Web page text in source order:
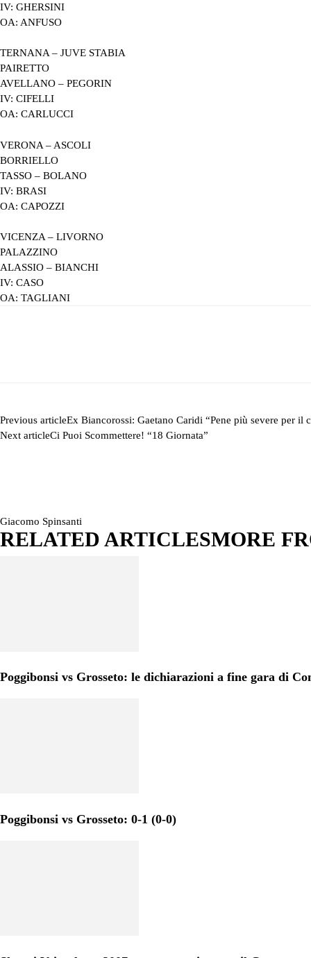
IV: GHERSINI
OA: ANFUSO
TERNANA – JUVE STABIA
PAIRETTO
AVELLANO – PEGORIN
IV: CIFELLI
OA: CARLUCCI
VERONA – ASCOLI
BORRIELLO
TASSO – BOLANO
IV: BRASI
OA: CAPOZZI
VICENZA – LIVORNO
PALAZZINO
ALASSIO – BIANCHI
IV: CASO
OA: TAGLIANI
Previous articleEx Biancorossi: Gaetano Caridi “Pene più severe per il
Next articleCi Puoi Scommettere! “18 Giornata”
Giacomo Spinsanti
RELATED ARTICLESMORE
Poggibonsi vs Grosseto: le dichiarazioni a fine gara di
Poggibonsi vs Grosseto: 0-1 (0-0)